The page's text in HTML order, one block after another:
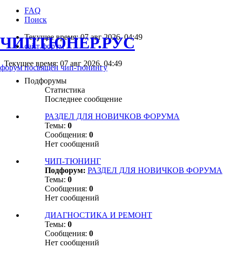
ЧИПТЮНЕР.РУС
форум посвящён чип-тюнингу
FAQ
Поиск
Текущее время: 07 авг 2026, 04:49
сайт форум
Текущее время: 07 авг 2026, 04:49
Подфорумы
Статистика
Последнее сообщение
РАЗДЕЛ ДЛЯ НОВИЧКОВ ФОРУМА
Темы: 0
Сообщения: 0
Нет сообщений
ЧИП-ТЮНИНГ
Подфорум: РАЗДЕЛ ДЛЯ НОВИЧКОВ ФОРУМА
Темы: 0
Сообщения: 0
Нет сообщений
ДИАГНОСТИКА И РЕМОНТ
Темы: 0
Сообщения: 0
Нет сообщений